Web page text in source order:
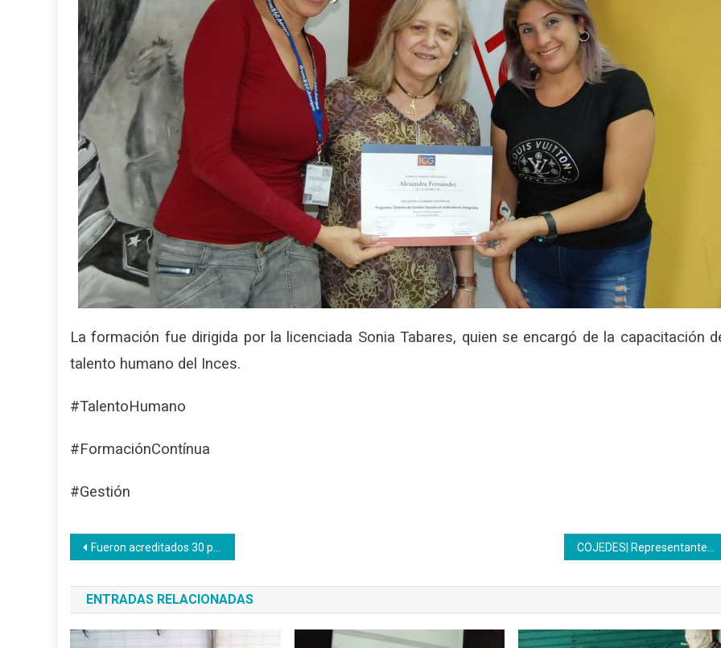
La formación fue dirigida por la licenciada Sonia Tabares, quien se encargó de la capacitación
talento humano del Inces.
#TalentoHumano
#FormaciónContínua
#Gestión
Navegación
de
entradas
Fueron acreditados 30 participantes en el Centro de Producción Textil Batalla de Carabobo
ENTRADAS RELACIONADAS